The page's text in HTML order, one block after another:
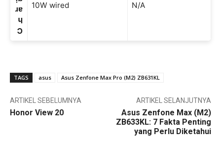
C
h
ar
10W wired N/A
TAGS asus Asus Zenfone Max Pro (M2) ZB631KL
ARTIKEL SEBELUMNYA
Honor View 20
ARTIKEL SELANJUTNYA
Asus Zenfone Max (M2)
ZB633KL: 7 Fakta Penting
yang Perlu Diketahui